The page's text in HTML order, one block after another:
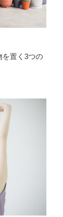
を置く3つの